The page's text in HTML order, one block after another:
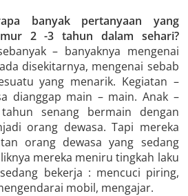
banyak pertanyaan yang
2 -3 tahun dalam sehari?
– banyaknya mengenai
disekitarnya, mengenai sebab
yang menarik. Kegiatan –
dianggap main – main. Anak –
senang bermain dengan
orang dewasa. Tapi mereka
orang dewasa yang sedang
mereka meniru tingkah laku
bekerja : mencuci piring,
mobil, mengajar.